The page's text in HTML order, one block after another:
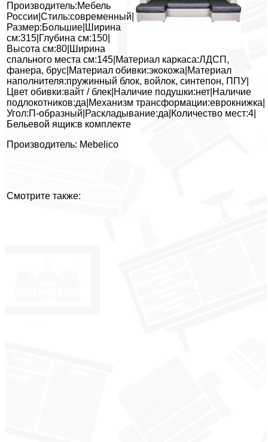
Производитель:Мебель
России|Стиль:современный|
Размер:Большие|Ширина
см:315|Глубина см:150|
Высота см:80|Ширина
спального места см:145|Материал каркаса:ЛДСП,
фанера, брус|Материал обивки:экокожа|Материал
наполнителя:пружинный блок, войлок, синтепон, ППУ|
Цвет обивки:вайт / блек|Наличие подушки:нет|Наличие
подлокотников:да|Механизм трансформации:еврокнижка|
Угол:П-образный|Раскладывание:да|Количество мест:4|
Бельевой ящик:в комплекте
Производитель: Mebelico
Смотрите также: